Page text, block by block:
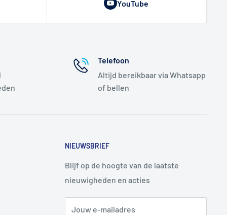
YouTube
Telefoon
Altijd bereikbaar via Whatsapp
of bellen
NIEUWSBRIEF
Blijf op de hoogte van de laatste
nieuwigheden en acties
Jouw e-mailadres